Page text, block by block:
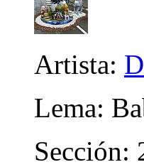
Artista:
Lema:
Sección: